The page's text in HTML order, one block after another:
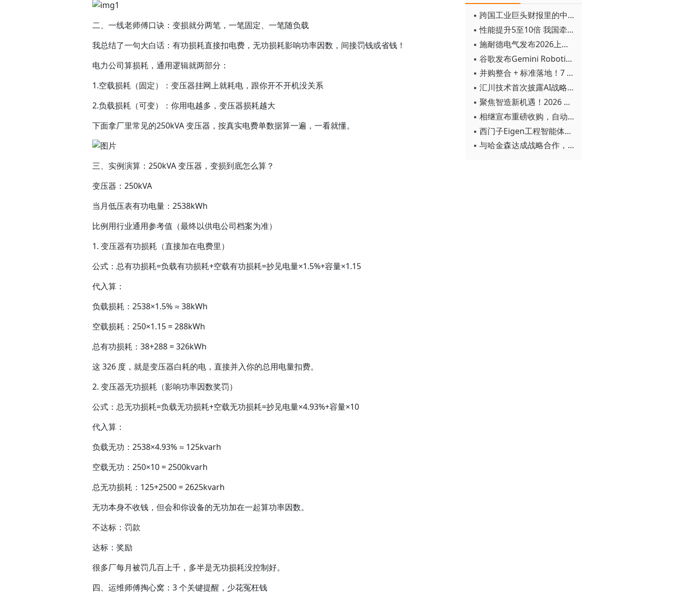
二、一线老师傅口诀：变损就分两笔，一笔固定、一笔随负载
我总结了一句大白话：有功损耗直接扣电费，无功损耗影响功率因数，间接罚钱或省钱！
电力公司算损耗，通用逻辑就两部分：
1.空载损耗（固定）：变压器挂网上就耗电，跟你开不开机没关系
2.负载损耗（可变）：你用电越多，变压器损耗越大
下面拿厂里常见的250kVA 变压器，按真实电费单数据算一遍，一看就懂。
三、实例演算：250kVA 变压器，变损到底怎么算？
变压器：250kVA
当月低压表有功电量：2538kWh
比例用行业通用参考值（最终以供电公司档案为准）
1. 变压器有功损耗（直接加在电费里）
公式：总有功损耗=负载有功损耗+空载有功损耗=抄见电量×1.5%+容量×1.15
代入算：
负载损耗：2538×1.5% ≈ 38kWh
空载损耗：250×1.15 = 288kWh
总有功损耗：38+288 = 326kWh
这 326 度，就是变压器白耗的电，直接并入你的总用电量扣费。
2. 变压器无功损耗（影响功率因数奖罚）
公式：总无功损耗=负载无功损耗+空载无功损耗=抄见电量×4.93%+容量×10
代入算：
负载无功：2538×4.93% ≈ 125kvarh
空载无功：250×10 = 2500kvarh
总无功损耗：125+2500 = 2625kvarh
无功本身不收钱，但会和你设备的无功加在一起算功率因数。
不达标：罚款
达标：奖励
很多厂每月被罚几百上千，多半是无功损耗没控制好。
四、运维师傅掏心窝：3 个关键提醒，少花冤枉钱
▪ 跨国工业巨头财报里的中国成绩单
▪ 性能提升5至10倍 我国牵头制定的WiTSnet工业以太网国际标准正式发布
▪ 施耐德电气发布2026上半年可持续发展成绩单 "Impact 2030"路线图开局稳健
▪ 谷歌发布Gemini Robotics 2模型 实现人形机器人全身智能控制突破
▪ 并购整合 + 标准落地！7 月工业自动化产业动态速递
▪ 汇川技术首次披露AI战略进展：从两个方面推动“AI业务化”落地
▪ 聚焦智造新机遇！2026 青岛数字化及智能制造技术论坛圆满落幕
▪ 相继宣布重磅收购，自动化巨头新一轮并购潮剑指何方？
▪ 西门子Eigen工程智能体落地中国，工业AI跨越物理世界“确定性”拐点
▪ 与哈金森达成战略合作，乐聚机器人何以持续获得工业巨头青睐？